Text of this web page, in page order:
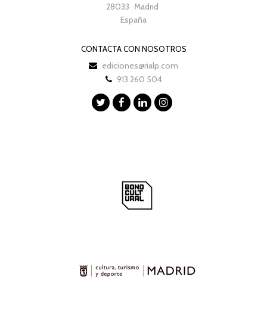
28033 Madrid
España
CONTACTA CON NOSOTROS
ediciones@rialp.com
913 260 504